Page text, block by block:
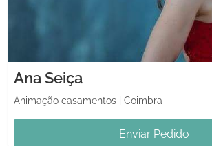
Ana Seiça
Animação casamentos Coimbra
Enviar Pedido